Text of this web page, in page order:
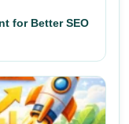
for Better SEO